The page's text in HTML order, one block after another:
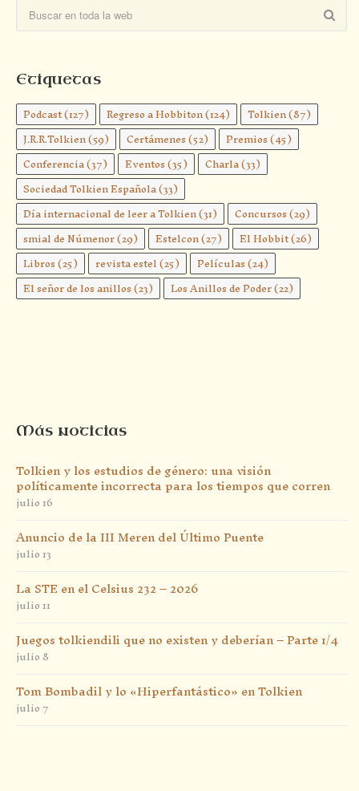
Etiquetas
Podcast(127) Regreso a Hobbiton(124) Tolkien(87)
J.R.R.Tolkien(59) Certámenes(52) Premios(45)
Conferencia(37) Eventos(35) Charla(33)
Sociedad Tolkien Española(33)
Día internacional de leer a Tolkien(31) Concursos(29)
smial de Númenor(29) Estelcon(27) El Hobbit(26)
Libros(25) revista estel(25) Películas(24)
El señor de los anillos(23) Los Anillos de Poder(22)
Más noticias
Tolkien y los estudios de género: una visión
políticamente incorrecta para los tiempos que corren
julio 16
Anuncio de la III Meren del Último Puente
julio 13
La STE en el Celsius 232 – 2026
julio 11
Juegos tolkiendili que no existen y deberían – Parte 1/4
julio 8
Tom Bombadil y lo «Hiperfantástico» en Tolkien
julio 7